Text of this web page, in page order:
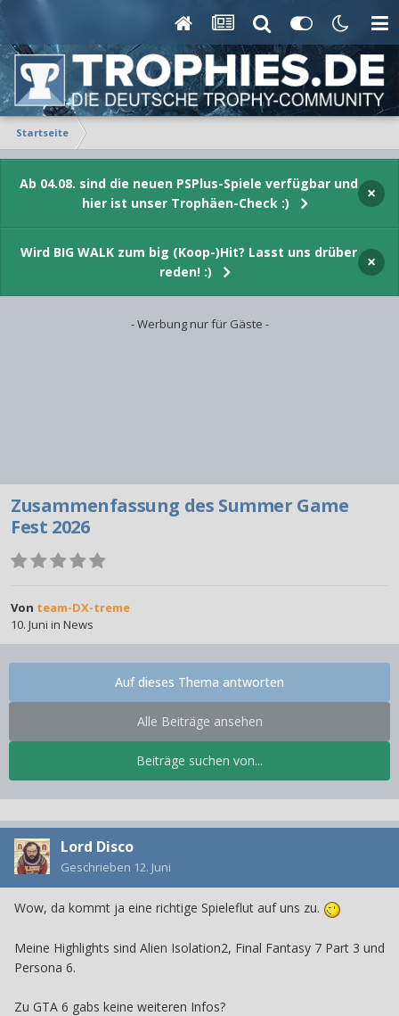
Startseite
Ab 04.08. sind die neuen PSPlus-Spiele verfügbar und
hier ist unser Trophäen-Check :)
×
Wird BIG WALK zum big (Koop-)Hit? Lasst uns drüber
reden! :)
×
- Werbung nur für Gäste -
Zusammenfassung des Summer Game
Fest 2026
Von team-DX-treme
10. Juni in News
Beiträge suchen von...
Alle Beiträge ansehen
Auf dieses Thema antworten
Lord Disco
Geschrieben 12. Juni
Wow, da kommt ja eine richtige Spieleflut auf uns zu.
Meine Highlights sind Alien Isolation2, Final Fantasy 7 Part 3 und
Persona 6.
Zu GTA 6 gabs keine weiteren Infos?